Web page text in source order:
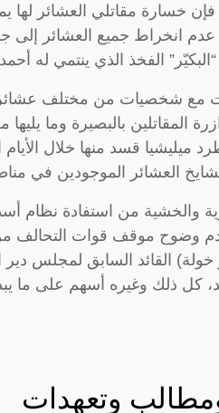
فإن خسارة مقاتلي العشائر
انخراط جميع العشائر إلى
الفخذ الذي ينتمي له
مع شخصيات من مختلف عشائر
المقاتلين بالبصيرة وما
ميليشيا قسد منها خلال
العشائر الموجودين في
والخشية من استفادة نظام
وضوح موقف قوات التحالف من
خولة) القائد السابق لمجلس
كل ذلك وغيره أسهم على ما
وتعهدات